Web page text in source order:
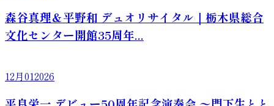
森谷真理＆平野和 デュオリサイタル｜栃木県総合
文化センター開館35周年...
12月012026